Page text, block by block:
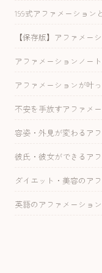
199式アファメーション
【保存版】アファメー
アファメーションノー
アファメーションが叶
不安を手放すアファメ
容姿・外見が変わるア
彼氏・彼女ができるア
ダイエット・美容のア
英語のアファメーショ